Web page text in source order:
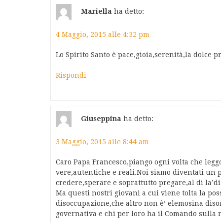
Mariella ha detto:
4 Maggio, 2015 alle 4:32 pm
Lo Spirito Santo è pace,gioia,serenità,la dolce
Rispondi
Giuseppina ha detto:
3 Maggio, 2015 alle 8:44 am
Caro Papa Francesco,piango ogni volta che
vere,autentiche e reali.Noi siamo diventati un
credere,sperare e soprattutto pregare,al di
Ma questi nostri giovani a cui viene tolta la
disoccupazione,che altro non è’ elemosina
governativa e chi per loro ha il Comando sulla